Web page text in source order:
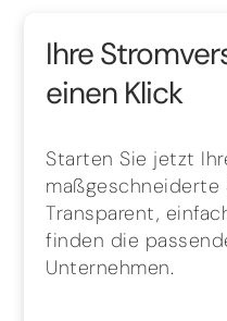
Ihre
einen Klick
Starten Sie jetzt
maßgeschneiderte
Transparent,
finden die
Unternehmen.